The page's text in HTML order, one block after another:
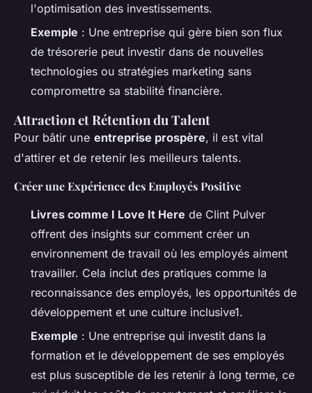
l'optimisation des investissements.
Exemple : Une entreprise qui gère bien son flux
de trésorerie peut investir dans de nouvelles
technologies ou stratégies marketing sans
compromettre sa stabilité financière.
Attraction et Rétention du Talent
Pour bâtir une entreprise prospère, il est vital
d'attirer et de retenir les meilleurs talents.
Créer une Expérience des Employés Positive
Livres comme I Love It Here de Clint Pulver
offrent des insights sur comment créer un
environnement de travail où les employés aiment
travailler. Cela inclut des pratiques comme la
reconnaissance des employés, les opportunités de
développement et une culture inclusive1.
Exemple : Une entreprise qui investit dans la
formation et le développement de ses employés
est plus susceptible de les retenir à long terme, ce